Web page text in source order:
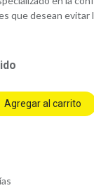
que desean evitar
Agregar al carrito